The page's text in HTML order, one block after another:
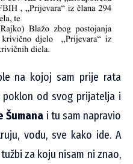
na kojoj sam prije rata
od svog prijatelja i
Šumana i tu sam napravio
vodu, sve kako ide. A
za koju nisam ni znao,